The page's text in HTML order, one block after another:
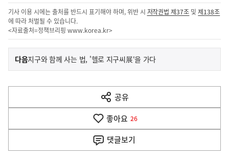
기사 이용 시에는 출처를 반드시 표기해야 하며, 위반 시 저작권법 제37조 및제138조
에 따라 처벌될 수 있습니다.
<자료출처=정책브리핑 www.korea.kr>
이
전
다
음
다음기
지구와 함께 사는 법, '헬로 지구씨展'을 가다
공유
열
기
좋아요 26
댓글보기